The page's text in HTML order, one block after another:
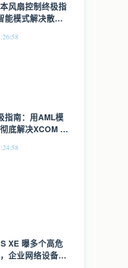
风扇控制终极指
能模式解决散热
指南：用AML模
底解决XCOM 2
XE 曝多个高危
企业网络设备面